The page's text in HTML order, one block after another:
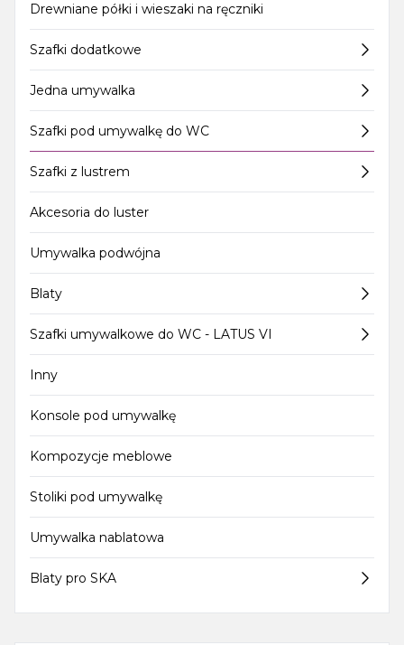
Drewniane półki i wieszaki na ręczniki
Szafki dodatkowe
Jedna umywalka
Szafki pod umywalkę do WC
Szafki z lustrem
Akcesoria do luster
Umywalka podwójna
Blaty
Szafki umywalkowe do WC - LATUS VI
Inny
Konsole pod umywalkę
Kompozycje meblowe
Stoliki pod umywalkę
Umywalka nablatowa
Blaty pro SKA